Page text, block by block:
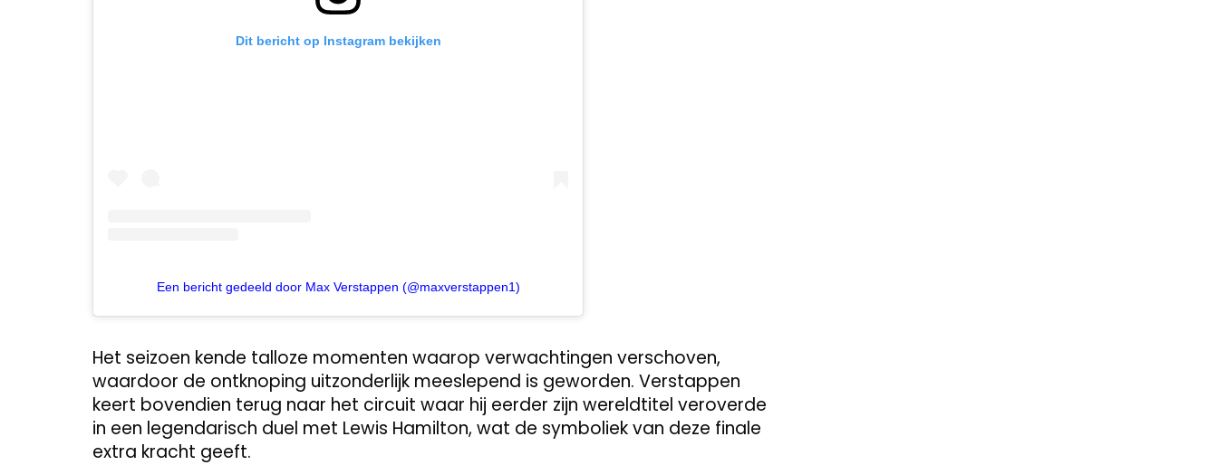
Dit bericht op Instagram bekijken
Een bericht gedeeld door Max Verstappen (@maxverstappen1)
Het seizoen kende talloze momenten waarop verwachtingen verschoven,
waardoor de ontknoping uitzonderlijk meeslepend is geworden. Verstappen
keert bovendien terug naar het circuit waar hij eerder zijn wereldtitel veroverde
in een legendarisch duel met Lewis Hamilton, wat de symboliek van deze finale
extra kracht geeft.